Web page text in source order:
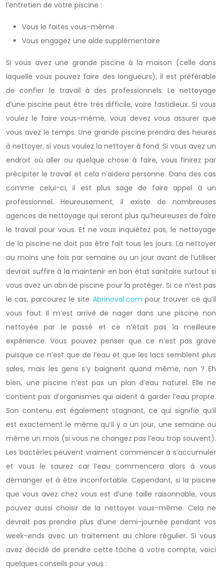
l’entretien de votre piscine :
Vous le faites vous-même
Vous engagez une aide supplémentaire
Si vous avez une grande piscine à la maison (celle dans
laquelle vous pouvez faire des longueurs), il est préférable
de confier le travail à des professionnels. Le nettoyage
d’une piscine peut être très difficile, voire fastidieux. Si vous
voulez le faire vous-même, vous devez vous assurer que
vous avez le temps. Une grande piscine prendra des heures
à nettoyer, si vous voulez la nettoyer à fond. Si vous avez un
endroit où aller ou quelque chose à faire, vous finirez par
précipiter le travail et cela n’aidera personne. Dans des cas
comme celui-ci, il est plus sage de faire appel à un
professionnel. Heureusement, il existe de nombreuses
agences de nettoyage qui seront plus qu’heureuses de faire
le travail pour vous. Et ne vous inquiétez pas, le nettoyage
de la piscine ne doit pas être fait tous les jours. La nettoyer
au moins une fois par semaine ou un jour avant de l’utiliser
devrait suffire à la maintenir en bon état sanitaire surtout si
vous avez un abri de piscine pour la protéger. Si ce n’est pas
le cas, parcourez le site Abrinoval.com pour trouver ce qu’il
vous faut. Il m’est arrivé de nager dans une piscine non
nettoyée par le passé et ce n’était pas la meilleure
expérience. Vous pouvez penser que ce n’est pas grave
puisque ce n’est que de l’eau et que les lacs semblent plus
sales, mais les gens s’y baignent quand même, non ? Eh
bien, une piscine n’est pas un plan d’eau naturel. Elle ne
contient pas d’organismes qui aident à garder l’eau propre.
Son contenu est également stagnant, ce qui signifie qu’il
est exactement le même qu’il y a un jour, une semaine ou
même un mois (si vous ne changez pas l’eau trop souvent).
Les bactéries peuvent vraiment commencer à s’accumuler
et vous le saurez car l’eau commencera alors à vous
démanger et à être inconfortable. Cependant, si la piscine
que vous avez chez vous est d’une taille raisonnable, vous
pouvez aussi choisir de la nettoyer vous-même. Cela ne
devrait pas prendre plus d’une demi-journée pendant vos
week-ends avec un traitement au chlore régulier. Si vous
avez décidé de prendre cette tâche à votre compte, voici
quelques conseils pour vous :